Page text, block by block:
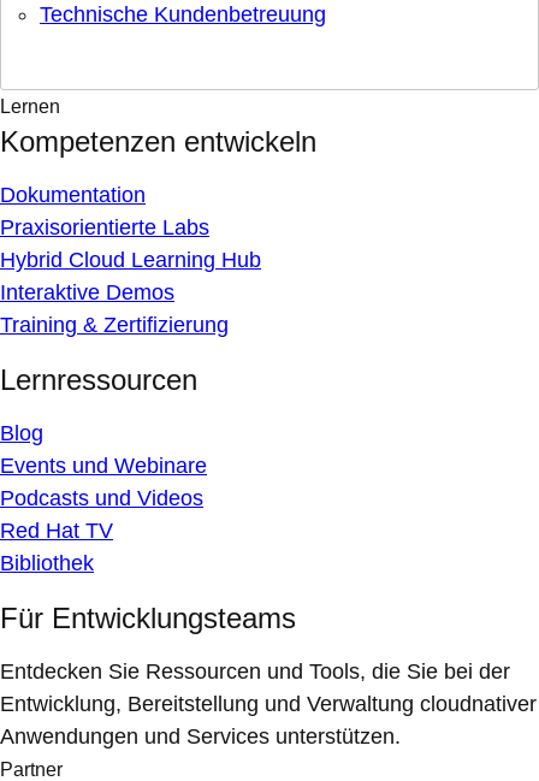
Technische Kundenbetreuung
Lernen
Kompetenzen entwickeln
Dokumentation
Praxisorientierte Labs
Hybrid Cloud Learning Hub
Interaktive Demos
Training & Zertifizierung
Lernressourcen
Blog
Events und Webinare
Podcasts und Videos
Red Hat TV
Bibliothek
Für Entwicklungsteams
Entdecken Sie Ressourcen und Tools, die Sie bei der
Entwicklung, Bereitstellung und Verwaltung cloudnativer
Anwendungen und Services unterstützen.
Partner